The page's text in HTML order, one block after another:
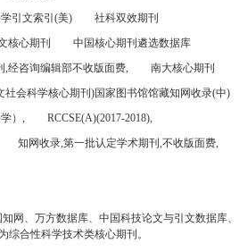
引文索引(美)
社科双效期刊
核心期刊
中国核心期刊遴选数据库
,经咨询编辑部不收版面费,
南大核心期刊
会科学核心期刊)国家图书馆馆藏知网收录(中)
）,
RCCSE(A)(2017-2018),
知网收录,第一批认定学术期刊,不收版面费,
网、万方数据库、中国科技论文与引文数据库、
合性科学技术类核心期刊。